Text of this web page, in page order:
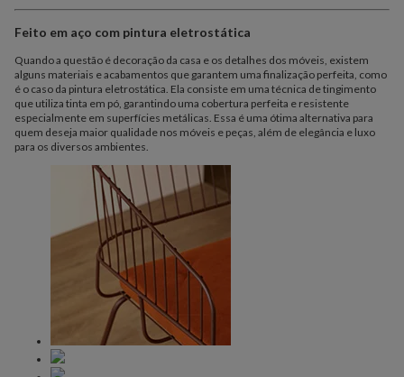
Feito em aço com pintura eletrostática
Quando a questão é decoração da casa e os detalhes dos móveis, existem
alguns materiais e acabamentos que garantem uma finalização perfeita, como
é o caso da pintura eletrostática. Ela consiste em uma técnica de tingimento
que utiliza tinta em pó, garantindo uma cobertura perfeita e resistente
especialmente em superfícies metálicas. Essa é uma ótima alternativa para
quem deseja maior qualidade nos móveis e peças, além de elegância e luxo
para os diversos ambientes.